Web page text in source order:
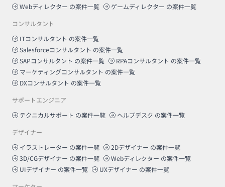
Webディレクター の案件一覧 ゲームディレクター の案件一覧
コンサルタント
ITコンサルタント の案件一覧
Salesforceコンサルタント の案件一覧
SAPコンサルタント の案件一覧 RPAコンサルタント の案件一覧
マーケティングコンサルタント の案件一覧
DXコンサルタント の案件一覧
サポートエンジニア
テクニカルサポート の案件一覧 ヘルプデスク の案件一覧
デザイナー
イラストレーター の案件一覧 2Dデザイナー の案件一覧
3D/CGデザイナー の案件一覧 Webディレクター の案件一覧
UIデザイナー の案件一覧 UXデザイナー の案件一覧